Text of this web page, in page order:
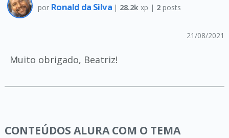
por Ronald da Silva | 28.2k xp | 2 posts
21/08/2021
Muito obrigado, Beatriz!
CONTEÚDOS ALURA COM O TEMA